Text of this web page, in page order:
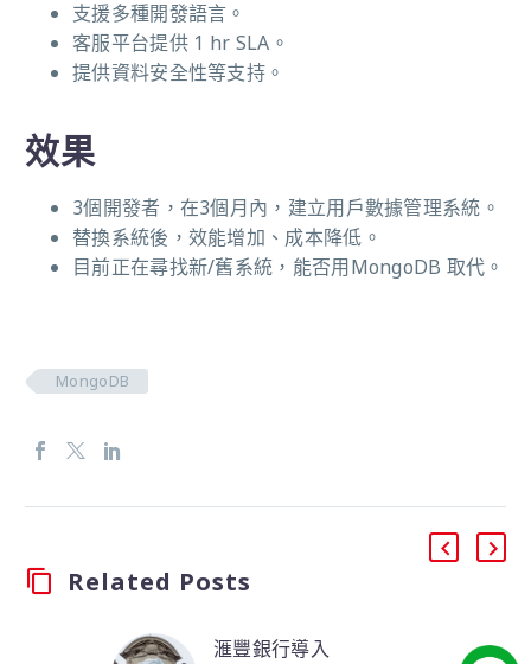
支援多種開發語言。
客服平台提供 1 hr SLA。
提供資料安全性等支持。
效果
3個開發者，在3個月內，建立用戶數據管理系統。
替換系統後，效能增加、成本降低。
目前正在尋找新/舊系統，能否用MongoDB 取代。
MongoDB
Related Posts
滙豐銀行導入